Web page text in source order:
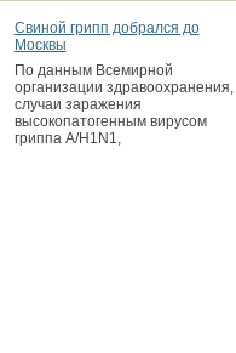
Свиной грипп добрался до
Москвы
По данным Всемирной
организации здравоохранения,
случаи заражения
высокопатогенным вирусом
гриппа А/Н1N1,